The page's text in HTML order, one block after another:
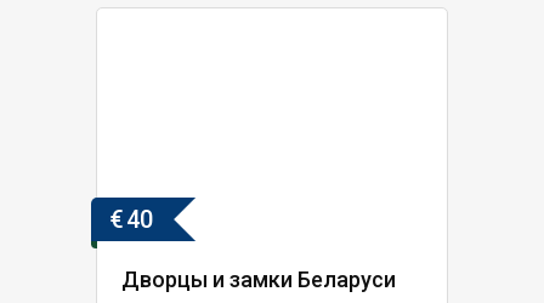
€40
Дворцы и замки Беларуси